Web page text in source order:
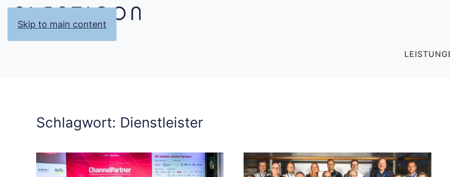
Skip to main content
Schlagwort: Dienstleister